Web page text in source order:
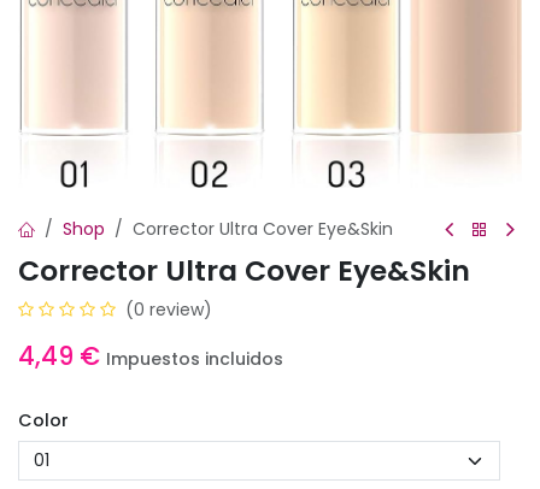
Shop Corrector Ultra Cover Eye&Skin
Corrector Ultra Cover Eye&Skin
(0 review)
4,49 € Impuestos incluidos
Color